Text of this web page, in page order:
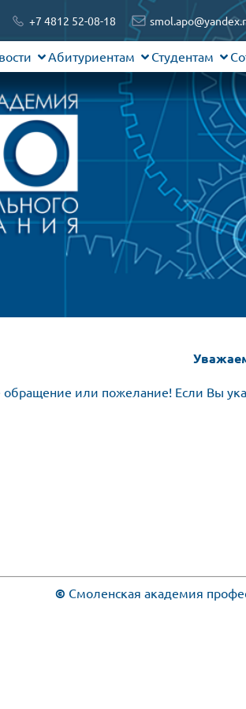
+7 4812 52-08-18
Абитуриентам Студентам
обращение или пожелание! Если Вы
© Смоленская академия